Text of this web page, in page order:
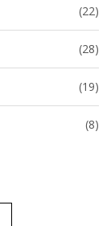
(22)
(28)
(19)
(8)